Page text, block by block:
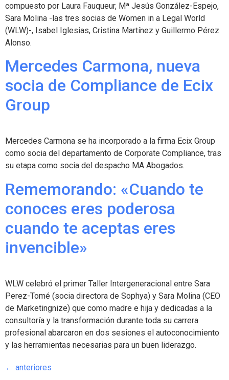
compuesto por Laura Fauqueur, Mª Jesús González-Espejo,
Sara Molina -las tres socias de Women in a Legal World
(WLW)-, Isabel Iglesias, Cristina Martínez y Guillermo Pérez
Alonso.
Mercedes Carmona, nueva
socia de Compliance de Ecix
Group
Mercedes Carmona se ha incorporado a la firma Ecix Group
como socia del departamento de Corporate Compliance, tras
su etapa como socia del despacho MA Abogados.
Rememorando: «Cuando te
conoces eres poderosa
cuando te aceptas eres
invencible»
WLW celebró el primer Taller Intergeneracional entre Sara
Perez-Tomé (socia directora de Sophya) y Sara Molina (CEO
de Marketingnize) que como madre e hija y dedicadas a la
consultoría y la transformación durante toda su carrera
profesional abarcaron en dos sesiones el autoconocimiento
y las herramientas necesarias para un buen liderazgo.
← anteriores